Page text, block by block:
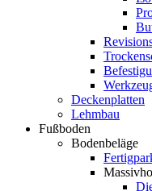
Deckenplatten
Lehmbau
Fußboden
Bodenbeläge